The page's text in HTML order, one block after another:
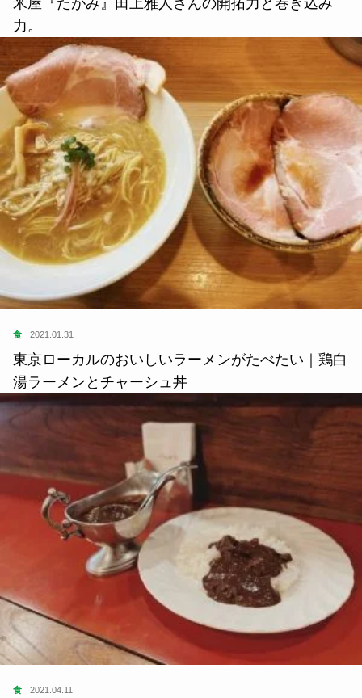
米屋『たがみ』田上雅人さんの開拓力と巻き込み
力。
食 2021.01.31
東京ローカルのおいしいラーメンがたべたい｜鶏白
湯ラーメンとチャーシュ丼
食 2021.04.11